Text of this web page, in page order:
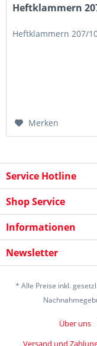
Heftklammern
Heftklammern 207/
Merken
Service Hotline
Shop Service
Informationen
Newsletter
* Alle Preise inkl.
Über uns
Versand und